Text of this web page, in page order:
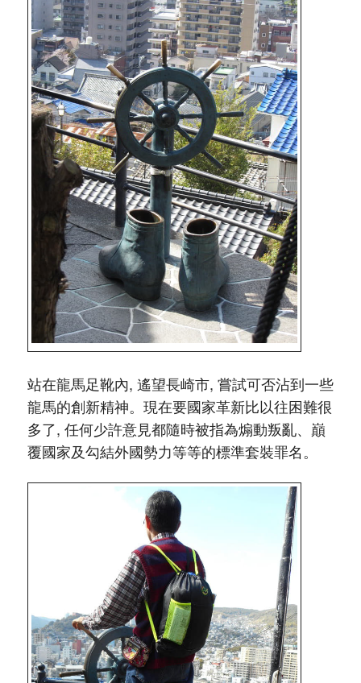
站在龍馬足靴內, 遙望長崎市, 嘗試可否沾到一些
龍馬的創新精神。現在要國家革新比以往困難很
多了, 任何少許意見都隨時被指為煽動叛亂、巔
覆國家及勾結外國勢力等等的標準套裝罪名。